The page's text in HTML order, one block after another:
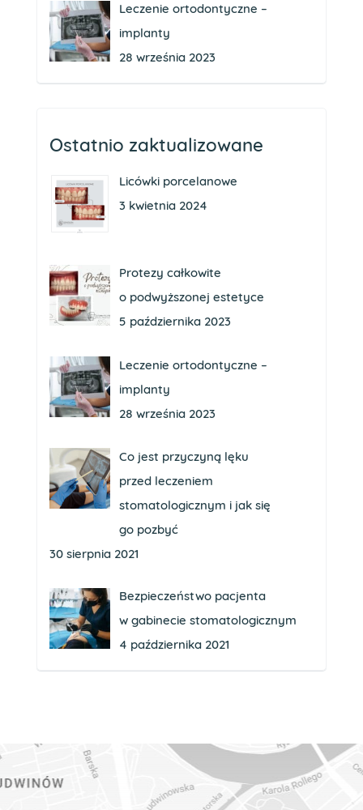
Leczenie ortodontyczne –
implanty
28 września 2023
Ostatnio zaktualizowane
Licówki porcelanowe
3 kwietnia 2024
Protezy całkowite
o podwyższonej estetyce
5 października 2023
Leczenie ortodontyczne –
implanty
28 września 2023
Co jest przyczyną lęku
przed leczeniem
stomatologicznym i jak się
go pozbyć
30 sierpnia 2021
Bezpieczeństwo pacjenta
w gabinecie stomatologicznym
4 października 2021